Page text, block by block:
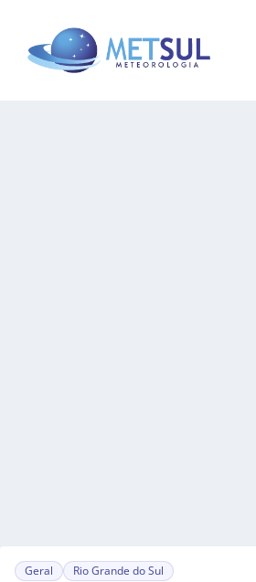
Geral Rio Grande do Sul